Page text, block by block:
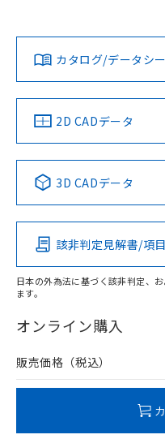
ダウンロードデータをご利
みください。
ソフトウェアの使用条件
対応済み
中国 RoHS 注意事項・
Pb Hg
O
在庫等で未対応品が混在
問い合わせください。
LR型式承認
（イギリス
船舶規格）
DNV型
（ノル
Yes No
この
その他の認証はこ
カタログ/データシ
2D CADデータ
3D CADデータ
該非判定見解書/項
日本の外為法に基づく該非判定、
ます。
オンライン購入
販売価格（税込）